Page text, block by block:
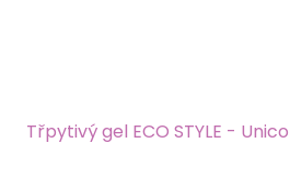
Třpytivý gel ECO STYLE -